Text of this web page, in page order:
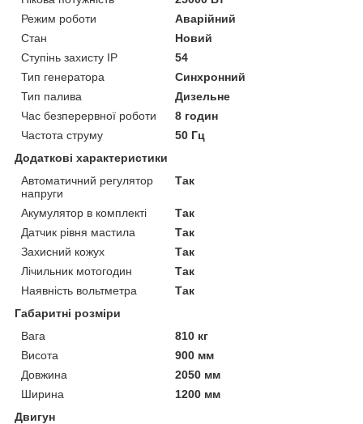
Режим роботи
Аварійний
Стан
Новий
Ступінь захисту IP
54
Тип генератора
Синхронний
Тип палива
Дизельне
Час безперервної роботи
8 годин
Частота струму
50 Гц
Додаткові характеристики
Автоматичний регулятор
напруги
Так
Акумулятор в комплекті
Так
Датчик рівня мастила
Так
Захисний кожух
Так
Лічильник мотогодин
Так
Наявність вольтметра
Так
Габаритні розміри
Вага
810 кг
Висота
900 мм
Довжина
2050 мм
Ширина
1200 мм
Двигун